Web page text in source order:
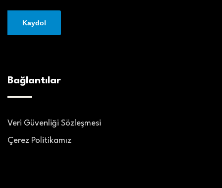
Bağlantılar
Veri Güvenliği Sözleşmesi
Çerez Politikamız